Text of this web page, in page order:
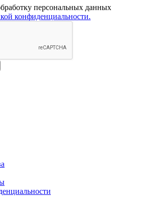
персональных данных
конфиденциальности.